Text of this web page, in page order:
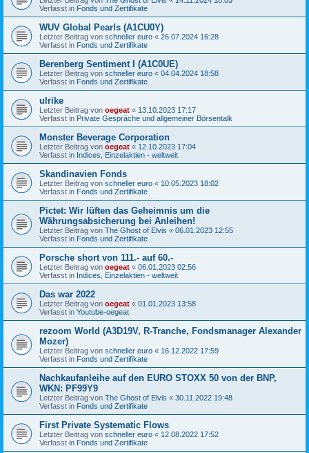
Verfasst in Fonds und Zertifikate
WUV Global Pearls (A1CU0Y)
Letzter Beitrag von schneller euro « 26.07.2024 16:28
Verfasst in Fonds und Zertifikate
Berenberg Sentiment I (A1C0UE)
Letzter Beitrag von schneller euro « 04.04.2024 18:58
Verfasst in Fonds und Zertifikate
ulrike
Letzter Beitrag von oegeat « 13.10.2023 17:17
Verfasst in Private Gespräche und allgemeiner Börsentalk
Monster Beverage Corporation
Letzter Beitrag von oegeat « 12.10.2023 17:04
Verfasst in Indices, Einzelaktien - weltweit
Skandinavien Fonds
Letzter Beitrag von schneller euro « 10.05.2023 18:02
Verfasst in Fonds und Zertifikate
Pictet: Wir lüften das Geheimnis um die
Währungsabsicherung bei Anleihen!
Letzter Beitrag von The Ghost of Elvis « 06.01.2023 12:55
Verfasst in Fonds und Zertifikate
Porsche short von 111.- auf 60.-
Letzter Beitrag von oegeat « 06.01.2023 02:56
Verfasst in Indices, Einzelaktien - weltweit
Das war 2022
Letzter Beitrag von oegeat « 01.01.2023 13:58
Verfasst in Youtube-oegeat
rezoom World (A3D19V, R-Tranche, Fondsmanager Alexander
Mozer)
Letzter Beitrag von schneller euro « 16.12.2022 17:59
Verfasst in Fonds und Zertifikate
Nachkaufanleihe auf den EURO STOXX 50 von der BNP,
WKN: PF99Y9
Letzter Beitrag von The Ghost of Elvis « 30.11.2022 19:48
Verfasst in Fonds und Zertifikate
First Private Systematic Flows
Letzter Beitrag von schneller euro « 12.08.2022 17:52
Verfasst in Fonds und Zertifikate